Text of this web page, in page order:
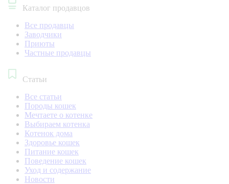
Каталог продавцов
Все продавцы
Заводчики
Приюты
Частные продавцы
Статьи
Все статьи
Породы кошек
Мечтаете о котенке
Выбираем котенка
Котенок дома
Здоровье кошек
Питание кошек
Поведение кошек
Уход и содержание
Новости